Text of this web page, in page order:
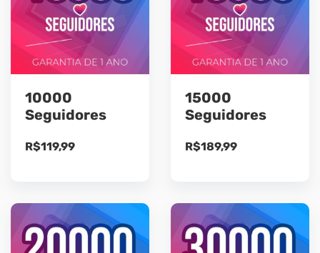
10000
Seguidores
R$119,99
15000
Seguidores
R$189,99